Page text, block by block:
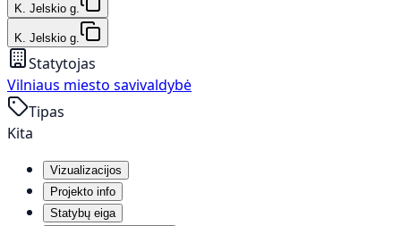
K. Jelskio g.
K. Jelskio g.
Statytojas
Vilniaus miesto savivaldybė
Tipas
Kita
Vizualizacijos
Projekto info
Statybų eiga